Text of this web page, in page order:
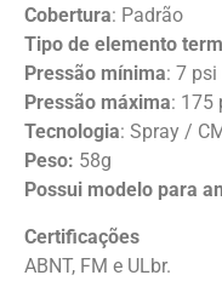
Cobertura: Padrão
Tipo de elemento
Pressão mínima: 7
Pressão máxima: 175
Tecnologia: Spray /
Peso: 58g
Possui modelo para
Certificações
ABNT, FM e ULbr.